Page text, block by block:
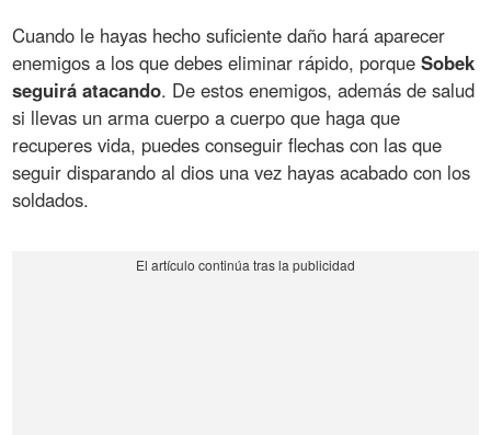
Cuando le hayas hecho suficiente daño hará aparecer
enemigos a los que debes eliminar rápido, porqueSobek
seguirá atacando. De estos enemigos, además de salud
si llevas un arma cuerpo a cuerpo que haga que
recuperes vida, puedes conseguir flechas con las que
seguir disparando al dios una vez hayas acabado con los
soldados.